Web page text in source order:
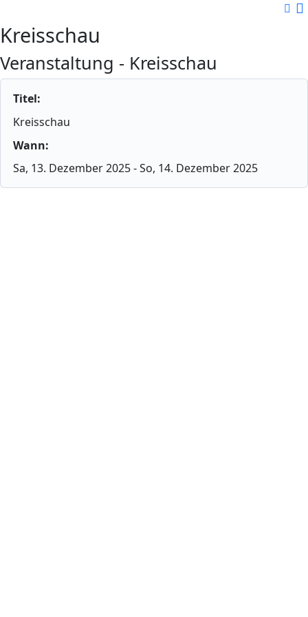
Kreisschau
Veranstaltung - Kreisschau
Titel:
Kreisschau
Wann:
Sa, 13. Dezember 2025- So, 14. Dezember 2025